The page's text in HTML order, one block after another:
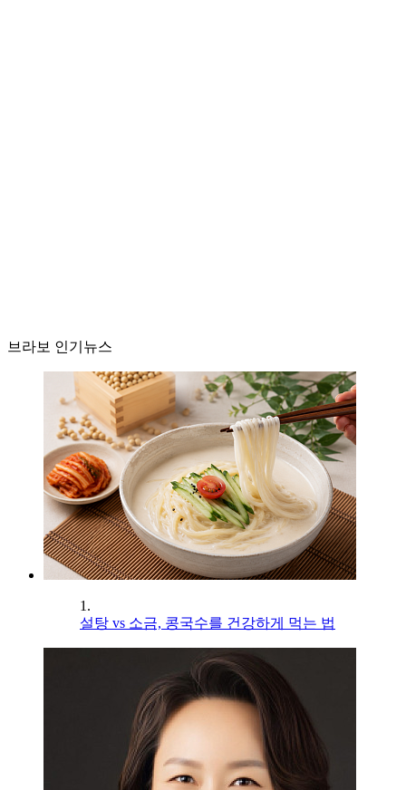
브라보 인기뉴스
1.
설탕 vs 소금, 콩국수를 건강하게 먹는 법